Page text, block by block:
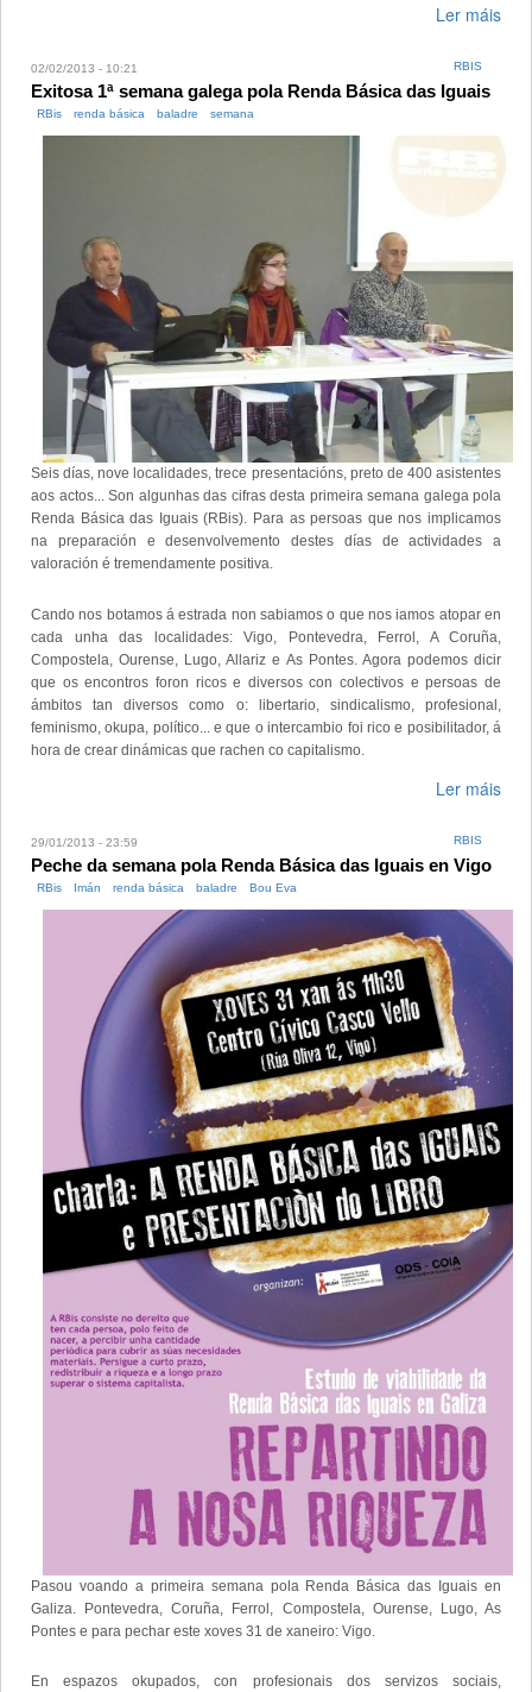
Ler máis
02/02/2013 - 10:21 RBIS
Exitosa 1ª semana galega pola Renda Básica das Iguais
RBis renda básica baladre semana
Seis días, nove localidades, trece presentacións, preto de 400 asistentes
aos actos... Son algunhas das cifras desta primeira semana galega pola
Renda Básica das Iguais (RBis). Para as persoas que nos implicamos
na preparación e desenvolvemento destes días de actividades a
valoración é tremendamente positiva.
Cando nos botamos á estrada non sabiamos o que nos iamos atopar en
cada unha das localidades: Vigo, Pontevedra, Ferrol, A Coruña,
Compostela, Ourense, Lugo, Allariz e As Pontes. Agora podemos dicir
que os encontros foron ricos e diversos con colectivos e persoas de
ámbitos tan diversos como o: libertario, sindicalismo, profesional,
feminismo, okupa, político... e que o intercambio foi rico e posibilitador, á
hora de crear dinámicas que rachen co capitalismo.
Ler máis
29/01/2013 - 23:59 RBIS
Peche da semana pola Renda Básica das Iguais en Vigo
RBis Imán renda básica baladre Bou Eva
Pasou voando a primeira semana pola Renda Básica das Iguais en
Galiza. Pontevedra, Coruña, Ferrol, Compostela, Ourense, Lugo, As
Pontes e para pechar este xoves 31 de xaneiro: Vigo.
En espazos okupados, con profesionais dos servizos sociais,